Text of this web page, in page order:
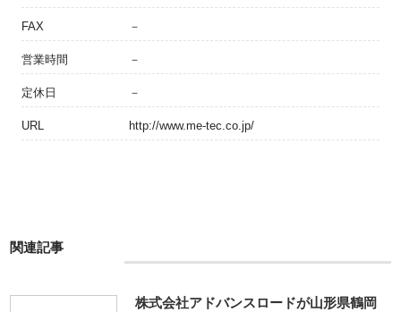
FAX －
営業時間 －
定休日 －
URL http://www.me-tec.co.jp/
関連記事
株式会社アドバンスロードが山形県鶴岡